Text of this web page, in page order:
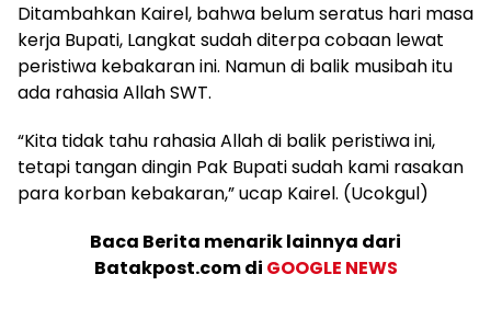
Ditambahkan Kairel, bahwa belum seratus hari masa
kerja Bupati, Langkat sudah diterpa cobaan lewat
peristiwa kebakaran ini. Namun di balik musibah itu
ada rahasia Allah SWT.
“Kita tidak tahu rahasia Allah di balik peristiwa ini,
tetapi tangan dingin Pak Bupati sudah kami rasakan
para korban kebakaran,” ucap Kairel. (Ucokgul)
Baca Berita menarik lainnya dari
Batakpost.com di GOOGLE NEWS